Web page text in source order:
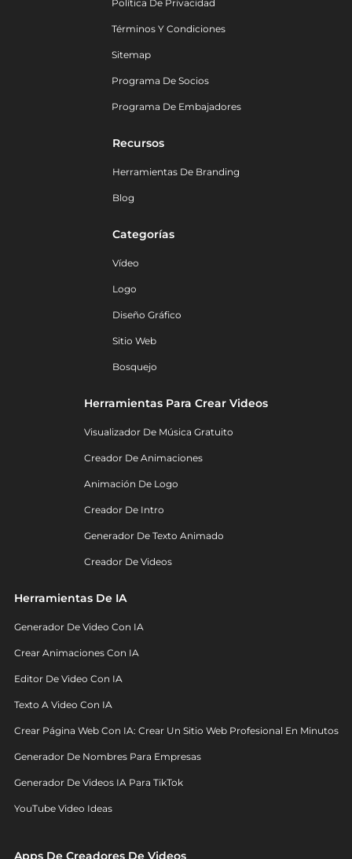
Política De Privacidad
Términos Y Condiciones
Sitemap
Programa De Socios
Programa De Embajadores
Recursos
Herramientas De Branding
Blog
Categorías
Vídeo
Logo
Diseño Gráfico
Sitio Web
Bosquejo
Herramientas Para Crear Videos
Visualizador De Música Gratuito
Creador De Animaciones
Animación De Logo
Creador De Intro
Generador De Texto Animado
Creador De Videos
Herramientas De IA
Generador De Video Con IA
Crear Animaciones Con IA
Editor De Video Con IA
Texto A Video Con IA
Crear Página Web Con IA: Crear Un Sitio Web Profesional En Minutos
Generador De Nombres Para Empresas
Generador De Videos IA Para TikTok
YouTube Video Ideas
Apps De Creadores De Videos